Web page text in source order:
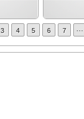
3 4 5 6 7 ...